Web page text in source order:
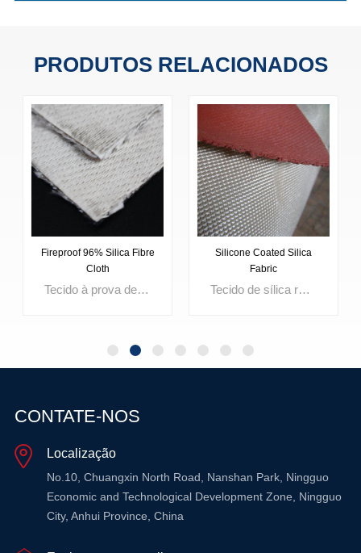
PRODUTOS RELACIONADOS
Fireproof 96% Silica Fibre
Cloth
Tecido à prova de fogo com 96% de fibra de sílica É um tecido isolante de alta temperatura fabricado com fibras de sílica de alta pureza, contendo mais de 96% de SiO₂. Projetado para ambientes de calor extremo, este tecido de sílica oferece excelente estabilidade térmica, baixa contração e excepcional resistência ao calor radiante e à exposição a chamas. Indicado para mantas de soldagem, cortinas corta-fogo, isolamento de fornos e proteção contra metal fundido, o tecido com 96% de fibra de sílica oferece proteção confiável contra incêndio e desempenho de longo prazo em aplicações industriais exigentes.
SABER MAIS
Silicone Coated Silica
Fabric
Tecido de sílica revestido com silicone É um tecido isolante de alta temperatura fabricado com 96% de fibra de sílica e um revestimento durável de borracha de silicone. Projetado para ambientes com exposição extrema a calor e chamas, este tecido de sílica revestido com silicone oferece maior resistência à abrasão, proteção impermeável e melhor durabilidade contra respingos de material fundido em comparação com tecidos de sílica sem revestimento. É amplamente utilizado em mantas de soldagem, cortinas corta-fogo, jaquetas de isolamento removíveis e barreiras térmicas industriais que exigem desempenho confiável de resistência ao fogo.
CONTATE-NOS
Localização
No.10, Chuangxin North Road, Nanshan Park, Ningguo
Economic and Technological Development Zone, Ningguo
City, Anhui Province, China